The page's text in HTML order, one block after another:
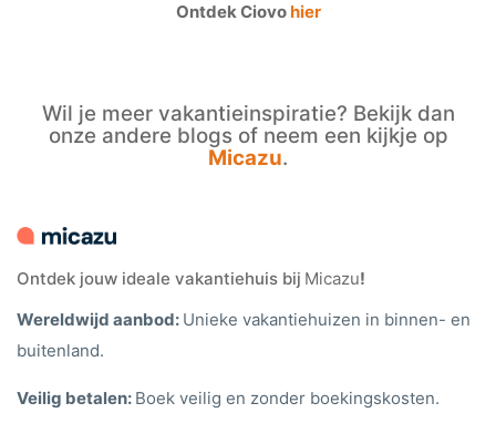
Ontdek Ciovohier
Wil je meer vakantieinspiratie? Bekijk dan
onze andere blogs of neem een kijkje op
Micazu.
Ontdek jouw ideale vakantiehuis bij Micazu!
Wereldwijd aanbod: Unieke vakantiehuizen in binnen- en
buitenland.
Veilig betalen: Boek veilig en zonder boekingskosten.